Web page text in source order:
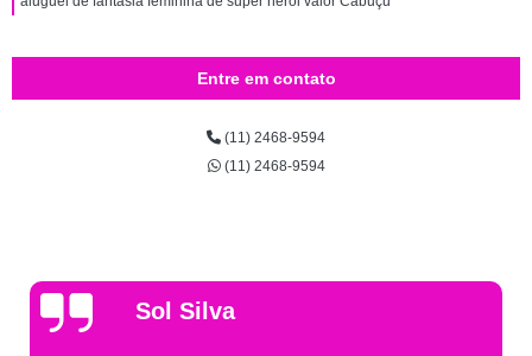
Entre em contato
(11) 2468-9594
(11) 2468-9594
Gsutavo Pinto